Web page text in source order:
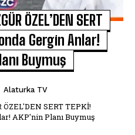
ÖZEL’DEN SERT
Gergin Anlar!
Buymuş
Alaturka TV
SERT TEPKİ!
AKP'nin Planı Buymuş